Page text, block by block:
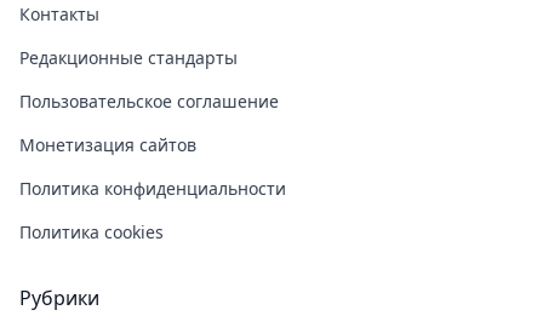
Контакты
Редакционные стандарты
Пользовательское соглашение
Монетизация сайтов
Политика конфиденциальности
Политика cookies
Рубрики